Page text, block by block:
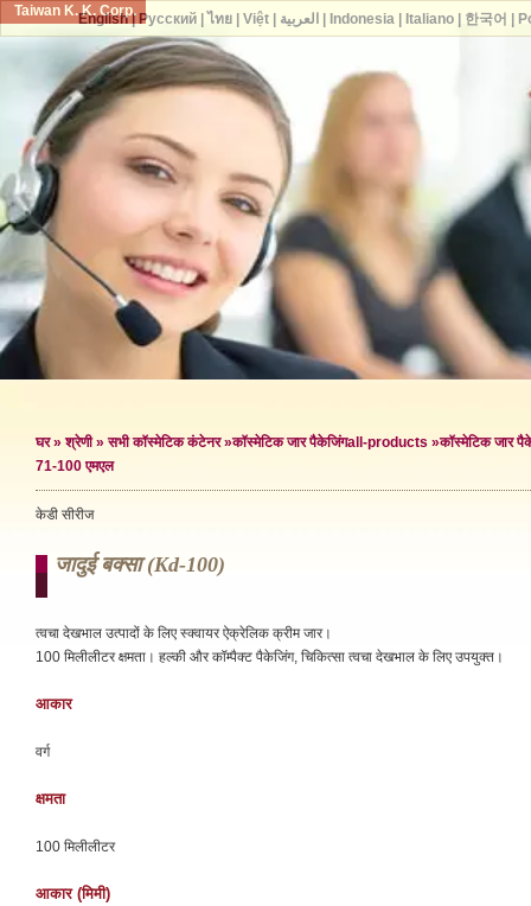
Taiwan K. K. Corp.
घर»श्रेणी»सभी कॉस्मेटिक कंटेनर»कॉस्मेटिक जार पैकेजिंगall-products »कॉस्मेटिक जार
71-100 एमएल
केडी सीरीज
जादुई बक्सा (kd-100)
त्वचा देखभाल उत्पादों के लिए स्क्वायर ऐक्रेलिक क्रीम जार।
100 मिलीलीटर क्षमता। हल्की और कॉम्पैक्ट पैकेजिंग, चिकित्सा त्वचा देखभाल के लिए उपयुक्त।
आकार
वर्ग
क्षमता
100 मिलीलीटर
आकार (मिमी)
English| Русский| ไทย| Việt| العربية Indonesia| Italiano| 한국어